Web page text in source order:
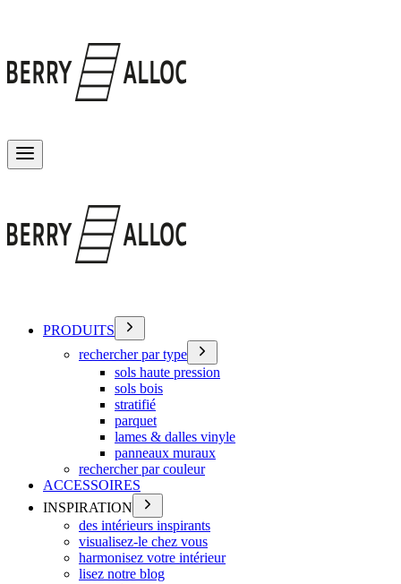
PRODUITS
rechercher par type
sols haute pression
sols bois
stratifié
parquet
lames & dalles vinyle
panneaux muraux
rechercher par couleur
ACCESSOIRES
INSPIRATION
des intérieurs inspirants
visualisez-le chez vous
harmonisez votre intérieur
lisez notre blog